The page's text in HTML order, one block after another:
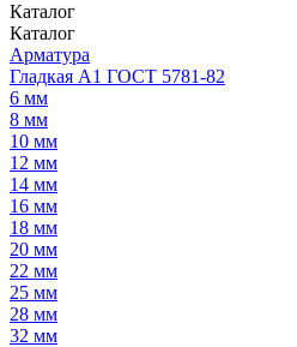
Каталог
Каталог
Арматура
Гладкая А1 ГОСТ 5781-82
6 мм
8 мм
10 мм
12 мм
14 мм
16 мм
18 мм
20 мм
22 мм
25 мм
28 мм
32 мм